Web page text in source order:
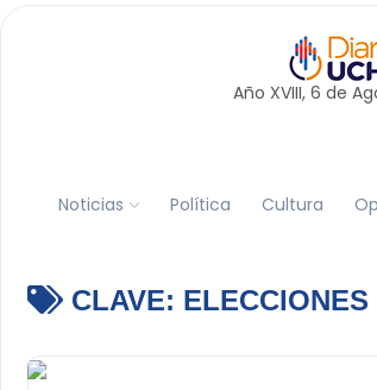
Año XVIII, 6 de
Noticias Política Cultura
CLAVE: ELECCIONES